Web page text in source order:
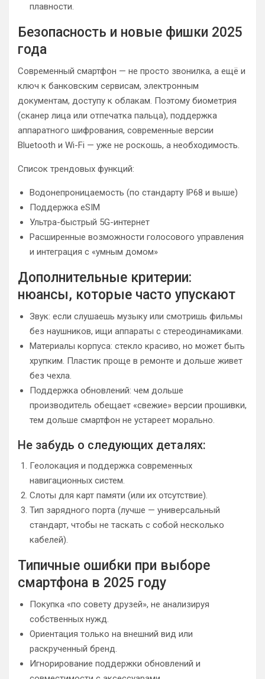
плавности.
Безопасность и новые фишки 2025
года
Современный смартфон — не просто звонилка, а ещё и
ключ к банковским сервисам, электронным
документам, доступу к облакам. Поэтому биометрия
(сканер лица или отпечатка пальца), поддержка
аппаратного шифрования, современные версии
Bluetooth и Wi-Fi — уже не роскошь, а необходимость.
Список трендовых функций:
Водонепроницаемость (по стандарту IP68 и выше)
Поддержка eSIM
Ультра-быстрый 5G-интернет
Расширенные возможности голосового управления
и интеграция с «умным домом»
Дополнительные критерии:
нюансы, которые часто упускают
Звук: если слушаешь музыку или смотришь фильмы
без наушников, ищи аппараты с стереодинамиками.
Материалы корпуса: стекло красиво, но может быть
хрупким. Пластик проще в ремонте и дольше живет
без чехла.
Поддержка обновлений: чем дольше
производитель обещает «свежие» версии прошивки,
тем дольше смартфон не устареет морально.
Не забудь о следующих деталях:
Геолокация и поддержка современных
навигационных систем.
Слоты для карт памяти (или их отсутствие).
Тип зарядного порта (лучше — универсальный
стандарт, чтобы не таскать с собой несколько
кабелей).
Типичные ошибки при выборе
смартфона в 2025 году
Покупка «по совету друзей», не анализируя
собственных нужд.
Ориентация только на внешний вид или
раскрученный бренд.
Игнорирование поддержки обновлений и